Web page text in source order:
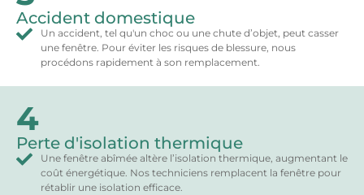
Accident domestique
Un accident, tel qu'un choc ou une chute d’objet, peut casser
une fenêtre. Pour éviter les risques de blessure, nous
procédons rapidement à son remplacement.
4
Perte d'isolation thermique
Une fenêtre abîmée altère l’isolation thermique, augmentant le
coût énergétique. Nos techniciens remplacent la fenêtre pour
rétablir une isolation efficace.